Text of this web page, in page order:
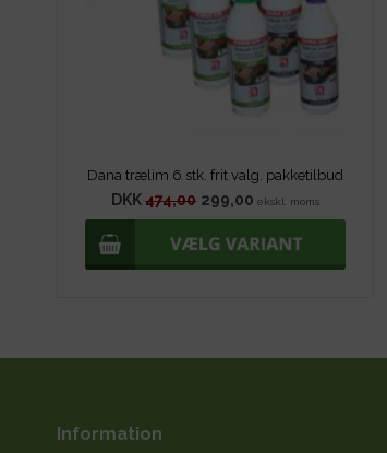
Dana trælim 6 stk. frit valg. pakketilbud
DKK474,00 299,00 ekskl. moms
Information